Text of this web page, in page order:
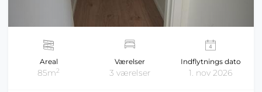
Areal
85m2
Værelser
3 værelser
Indflytnings dato
1. nov 2026